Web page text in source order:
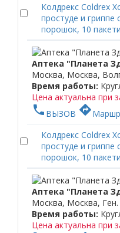
Колдрекс Coldrex
простуде и гриппе
порошок, 10
Аптека "Планета
Москва, Москва,
Время работы:
Цена актуальна при
phone ВЫЗОВ directions
Колдрекс Coldrex
простуде и гриппе
порошок, 10
Аптека "Планета
Москва, Москва,
Время работы:
Цена актуальна при